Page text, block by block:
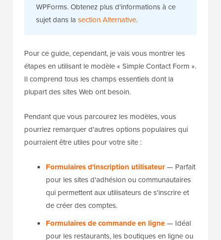
WPForms. Obtenez plus d'informations à ce
sujet dans la section Alternative.
Pour ce guide, cependant, je vais vous montrer les
étapes en utilisant le modèle « Simple Contact Form ».
Il comprend tous les champs essentiels dont la
plupart des sites Web ont besoin.
Pendant que vous parcourez les modèles, vous
pourriez remarquer d'autres options populaires qui
pourraient être utiles pour votre site :
Formulaires d'inscription utilisateur— Parfait
pour les sites d'adhésion ou communautaires
qui permettent aux utilisateurs de s'inscrire et
de créer des comptes.
Formulaires de commande en ligne— Idéal
pour les restaurants, les boutiques en ligne ou